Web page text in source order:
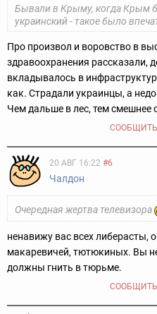
Бывали в Крыму, когда Крым
украинский - такое было
Про произвол и воровство в
здравоохранения рассказали,
вкладывалось в
как. Страдали украинцы, а
Чем дальше в лес, тем смешнее
20 АВГ 16:22 #6
Чалдон
Очередная жертва телевизора
ненавижу вас всех
макаревичей, тютюкиных. Вы
должны гнить в тюрьме.